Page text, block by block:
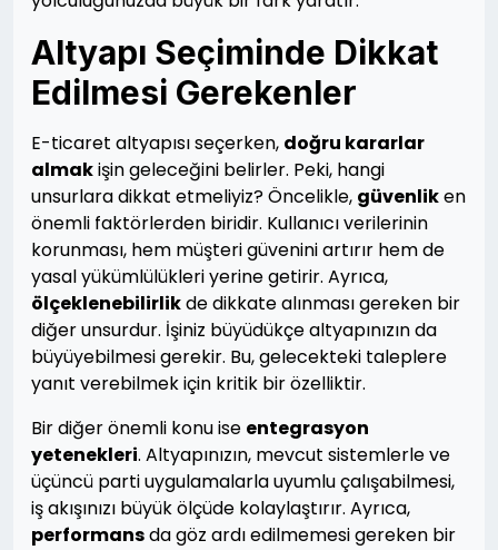
Altyapı Seçiminde Dikkat
Edilmesi Gerekenler
E-ticaret altyapısı seçerken, doğru kararlar
almakişin geleceğini belirler. Peki, hangi
unsurlara dikkat etmeliyiz? Öncelikle, güvenliken
önemli faktörlerden biridir. Kullanıcı verilerinin
korunması, hem müşteri güvenini artırır hem de
yasal yükümlülükleri yerine getirir. Ayrıca,
ölçeklenebilirlikde dikkate alınması gereken bir
diğer unsurdur. İşiniz büyüdükçe altyapınızın da
büyüyebilmesi gerekir. Bu, gelecekteki taleplere
yanıt verebilmek için kritik bir özelliktir.
Bir diğer önemli konu ise entegrasyon
yetenekleri. Altyapınızın, mevcut sistemlerle ve
üçüncü parti uygulamalarla uyumlu çalışabilmesi,
iş akışınızı büyük ölçüde kolaylaştırır. Ayrıca,
performansda göz ardı edilmemesi gereken bir